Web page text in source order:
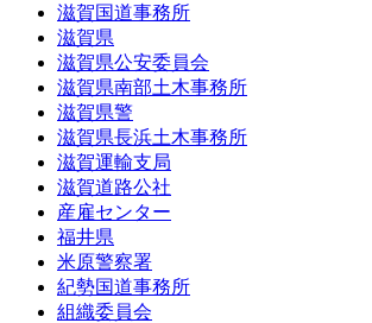
滋賀国道事務所
滋賀県
滋賀県公安委員会
滋賀県南部土木事務所
滋賀県警
滋賀県長浜土木事務所
滋賀運輸支局
滋賀道路公社
産雇センター
福井県
米原警察署
紀勢国道事務所
組織委員会